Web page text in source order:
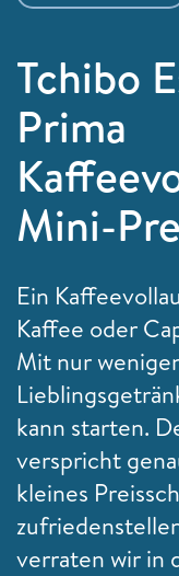
Tchibo
Prima
Mini-
Ein
Kaffee oder
Mit nur
kann starten.
verspricht
kleines
verraten wir in